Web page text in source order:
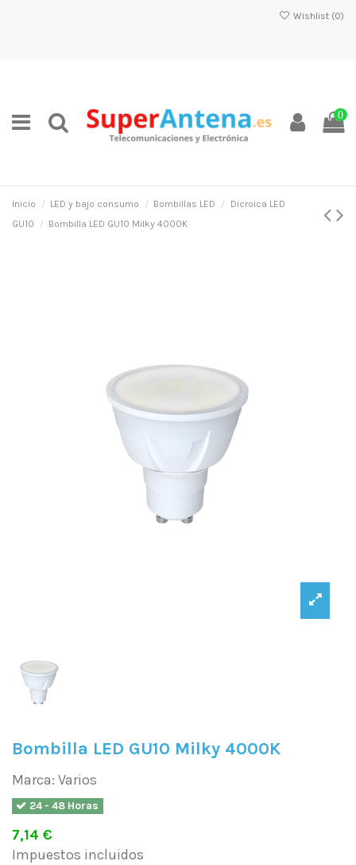
Wishlist (0)
0
Inicio LED y bajo consumo Bombillas LED
Dicroica LED
GU10
Bombilla LED GU10 Milky 4000K
Bombilla LED GU10 Milky 4000K
Marca: Varios
24 - 48 Horas
7,14 €
Impuestos incluidos